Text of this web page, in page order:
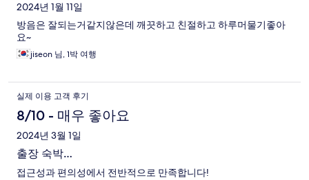
2024년 1월 11일
방음은 잘되는거같지않은데 깨끗하고 친절하고 하루머물기좋아
요~
jiseon 님, 1박 여행
실제 이용 고객 후기
8/10 - 매우 좋아요
2024년 3월 1일
출장 숙박…
접근성과 편의성에서 전반적으로 만족합니다!